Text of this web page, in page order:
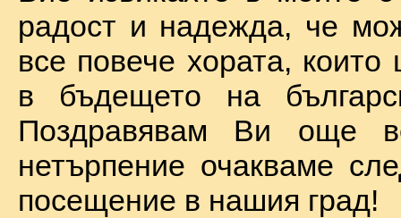
радост и надежда, че
все повече хората, които
в бъдещето на
Поздравявам Ви още
нетърпение очакваме
посещение в нашия град!